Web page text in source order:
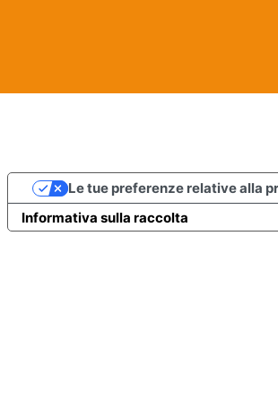
Informativa sulla raccolta
Le tue preferenze relative alla